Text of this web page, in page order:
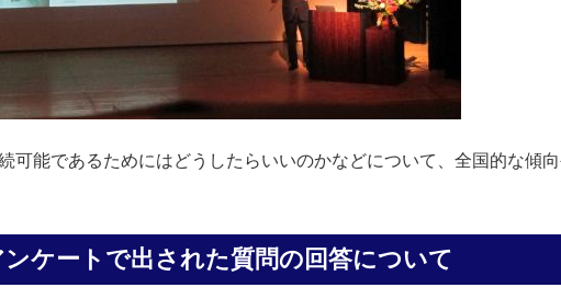
可能であるためにはどうしたらいいのかなどについて、全国的な傾
ケートで出された質問の回答について